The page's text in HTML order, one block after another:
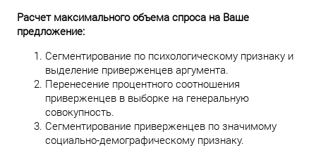
Расчет максимального объема спроса на Ваше
предложение:
Сегментирование по психологическому признаку и
выделение приверженцев аргумента.
Перенесение процентного соотношения
приверженцев в выборке на генеральную
совокупность.
Сегментирование приверженцев по значимому
социально-демографическому признаку.